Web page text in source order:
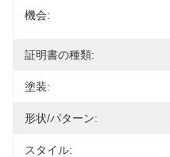
機会:
証明書の種類:
塗装:
形状/パターン:
スタイル: